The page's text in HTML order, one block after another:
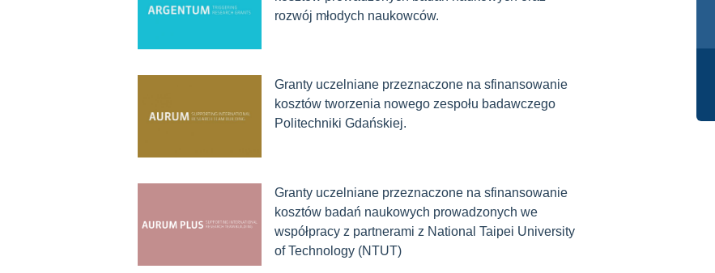
rozwój młodych naukowców.
Granty uczelniane przeznaczone na sfinansowanie
kosztów tworzenia nowego zespołu badawczego
Politechniki Gdańskiej.
Granty uczelniane przeznaczone na sfinansowanie
kosztów badań naukowych prowadzonych we
współpracy z partnerami z National Taipei University
of Technology (NTUT)